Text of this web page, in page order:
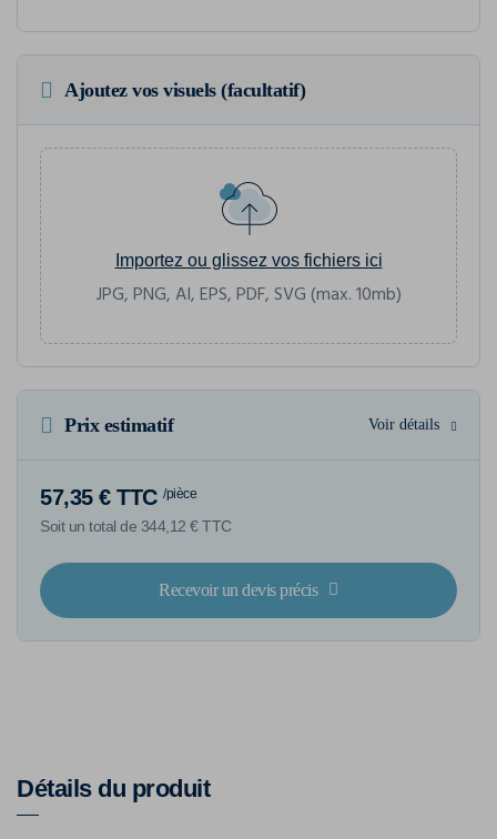
Ajoutez vos visuels (facultatif)
Importez ou glissez vos fichiers ici
JPG, PNG, AI, EPS, PDF, SVG (max. 10mb)
Prix estimatif Voir détails
57,35 € TTC /pièce
Soit un total de 344,12 € TTC
Recevoir un devis précis
Détails du produit